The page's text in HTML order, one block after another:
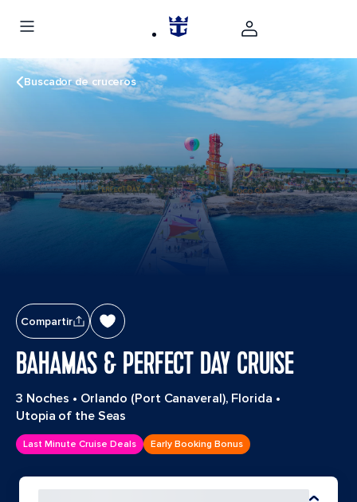
Buscador de cruceros
Compartir
BAHAMAS & PERFECT DAY CRUISE
3 Noches • Orlando (Port Canaveral), Florida •
Utopia of the Seas
Last Minute Cruise Deals Early Booking Bonus